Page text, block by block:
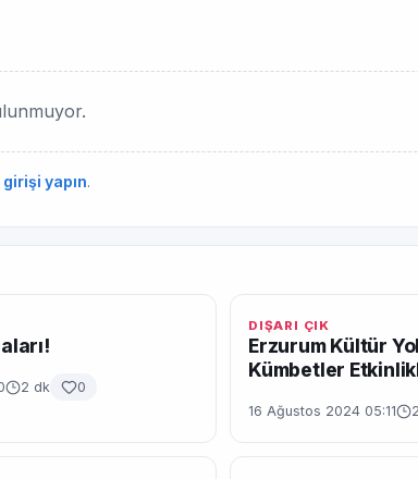
girişi yapın.
2 dk 0
DIŞARI ÇIK
Erzurum Kültür
Kümbetler
16 Ağustos 2024 05:11